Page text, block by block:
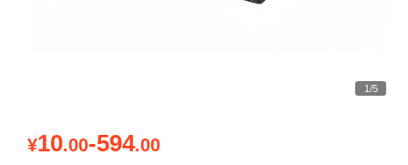
1/5
¥10.00-594.00